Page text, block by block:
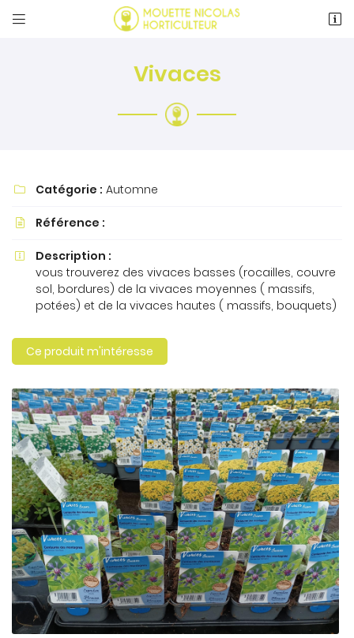
 
24 rue Saint-Pierre
Recopier le code ci-contre
En cochant cette case, vous consentez à recevoir nos propositions
commerciales à l'adresse email indiqué ci-dessus. Vous pouvez vous
désinscrire à tout moment en utilisantle formulaire de désinscription.
Inscription
Vivaces
 Catégorie : Automne
 Référence :

Description :
vous trouverez des vivaces basses (rocailles, couvre
sol, bordures) de la vivaces moyennes ( massifs,
potées) et de la vivaces hautes ( massifs, bouquets)
Ce produit m'intéresse